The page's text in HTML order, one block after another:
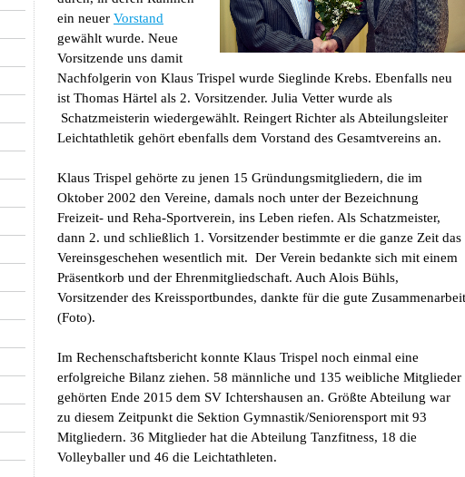
ein neuer Vorstand
gewählt wurde. Neue
Vorsitzende uns damit
Nachfolgerin von Klaus Trispel wurde Sieglinde Krebs. Ebenfalls neu
ist Thomas Härtel als 2. Vorsitzender. Julia Vetter wurde als
Schatzmeisterin wiedergewählt. Reingert Richter als Abteilungsleiter
Leichtathletik gehört ebenfalls dem Vorstand des Gesamtvereins an.
Klaus Trispel gehörte zu jenen 15 Gründungsmitgliedern, die im
Oktober 2002 den Vereine, damals noch unter der Bezeichnung
Freizeit- und Reha-Sportverein, ins Leben riefen. Als Schatzmeister,
dann 2. und schließlich 1. Vorsitzender bestimmte er die ganze Zeit das
Vereinsgeschehen wesentlich mit. Der Verein bedankte sich mit einem
Präsentkorb und der Ehrenmitgliedschaft. Auch Alois Bühls,
Vorsitzender des Kreissportbundes, dankte für die gute Zusammenarbeit
(Foto).
Im Rechenschaftsbericht konnte Klaus Trispel noch einmal eine
erfolgreiche Bilanz ziehen. 58 männliche und 135 weibliche Mitglieder
gehörten Ende 2015 dem SV Ichtershausen an. Größte Abteilung war
zu diesem Zeitpunkt die Sektion Gymnastik/Seniorensport mit 93
Mitgliedern. 36 Mitglieder hat die Abteilung Tanzfitness, 18 die
Volleyballer und 46 die Leichtathleten.